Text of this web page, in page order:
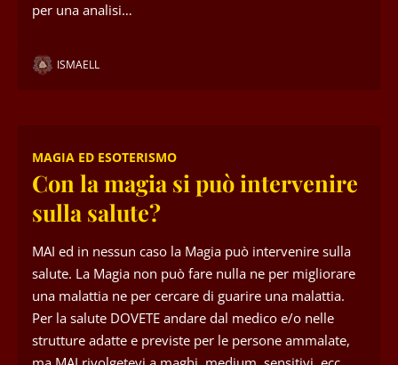
per una analisi…
ISMAELL
MAGIA ED ESOTERISMO
Con la magia si può intervenire
sulla salute?
MAI ed in nessun caso la Magia può intervenire sulla
salute. La Magia non può fare nulla ne per migliorare
una malattia ne per cercare di guarire una malattia.
Per la salute DOVETE andare dal medico e/o nelle
strutture adatte e previste per le persone ammalate,